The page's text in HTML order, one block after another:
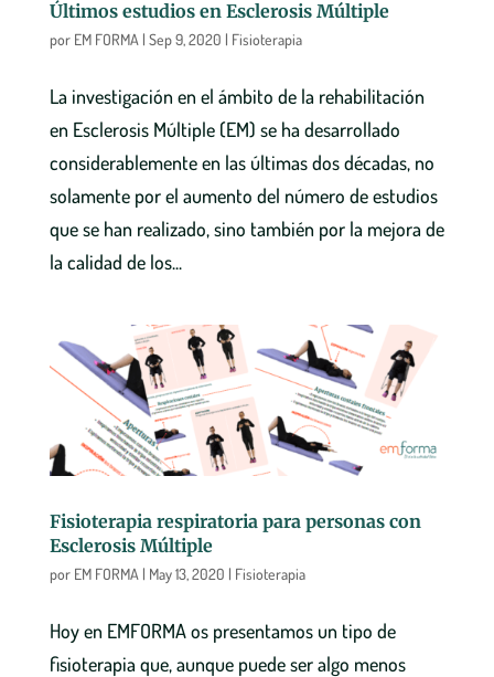
Últimos estudios en Esclerosis Múltiple
por EM FORMA | Sep 9, 2020 | Fisioterapia
La investigación en el ámbito de la rehabilitación
en Esclerosis Múltiple (EM) se ha desarrollado
considerablemente en las últimas dos décadas, no
solamente por el aumento del número de estudios
que se han realizado, sino también por la mejora de
la calidad de los...
Fisioterapia respiratoria para personas con
Esclerosis Múltiple
por EM FORMA | May 13, 2020 | Fisioterapia
Hoy en EMFORMA os presentamos un tipo de
fisioterapia que, aunque puede ser algo menos